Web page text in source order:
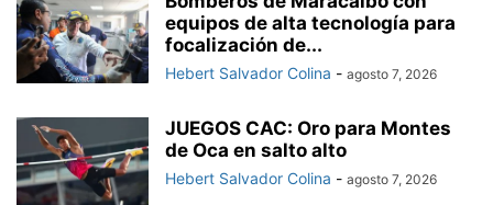
equipos de alta tecnología para
focalización de...
Hebert Salvador Colina - agosto 7, 2026
JUEGOS CAC: Oro para Montes
de Oca en salto alto
Hebert Salvador Colina - agosto 7, 2026